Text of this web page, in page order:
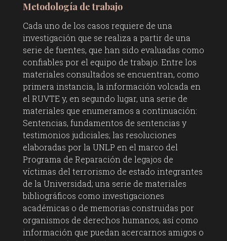
Metodología de trabajo
Cada uno de los casos requiere de una
investigación que se realiza a partir de una
serie de fuentes, que han sido evaluadas como
confiables por el equipo de trabajo. Entre los
materiales consultados se encuentran, como
primera instancia, la información volcada en
el RUVTE y, en segundo lugar, una serie de
materiales que enumeramos a continuación:
Sentencias, fundamentos de sentencias y
testimonios judiciales; las resoluciones
elaboradas por la UNLP en el marco del
Programa de Reparación de legajos de
víctimas del terrorismo de estado integrantes
de la Universidad; una serie de materiales
bibliográficos como investigaciones
académicas o de memorias construidas por
organismos de derechos humanos, así como
información que puedan acercarnos amigos o